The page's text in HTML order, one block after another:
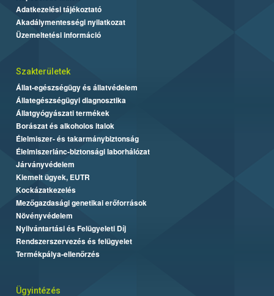
Adatkezelési tájékoztató
Akadálymentességi nyilatkozat
Üzemeltetési információ
Szakterületek
Állat-egészségügy és állatvédelem
Állategészségügyi diagnosztika
Állatgyógyászati termékek
Borászat és alkoholos italok
Élelmiszer- és takarmánybiztonság
Élelmiszerlánc-biztonsági laborhálózat
Járványvédelem
Kiemelt ügyek, EUTR
Kockázatkezelés
Mezőgazdasági genetikai erőforrások
Növényvédelem
Nyilvántartási és Felügyeleti Díj
Rendszerszervezés és felügyelet
Termékpálya-ellenőrzés
Ügyintézés